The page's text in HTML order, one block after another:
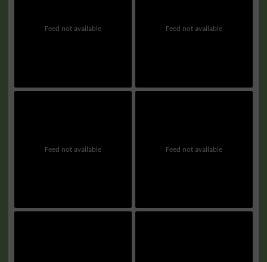
Feed not available Feed not available
Feed not available Feed not available